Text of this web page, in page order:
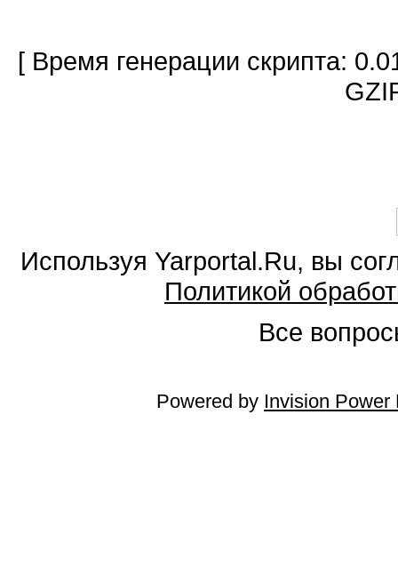
[ Время генерации скрипта:
Используя Yarportal.Ru, вы
Политикой
Все
Powered by Invision Power